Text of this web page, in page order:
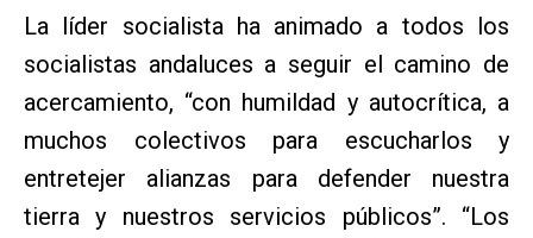
La líder socialista ha animado a todos los
socialistas andaluces a seguir el camino de
acercamiento, “con humildad y autocrítica, a
muchos colectivos para escucharlos y
entretejer alianzas para defender nuestra
tierra y nuestros servicios públicos”. “Los